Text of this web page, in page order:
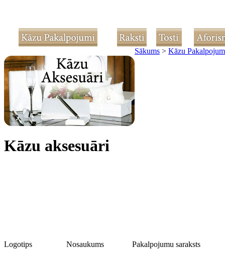
Sākums > Kāzu
Kāzu aksesuāri
Logotips Nosaukums Pakalpojumu saraksts